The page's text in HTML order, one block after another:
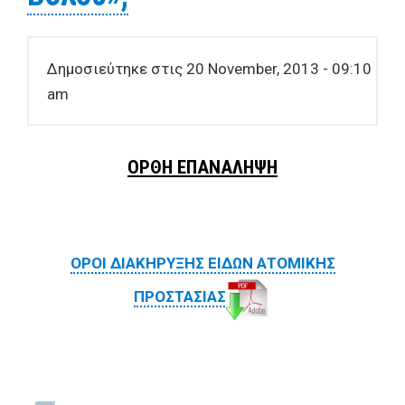
Δημοσιεύτηκε στις 20 November, 2013 - 09:10
am
ΟΡΘΗ ΕΠΑΝΑΛΗΨΗ
ΟΡOI ΔΙΑΚΗΡΥΞΗΣ ΕΙΔΩΝ ΑΤΟΜΙΚΗΣ
ΠΡΟΣΤΑΣΙΑΣ